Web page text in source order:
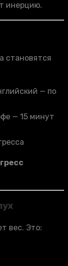
инерцию.
становятся
— по
— 15 минут
вес. Это: